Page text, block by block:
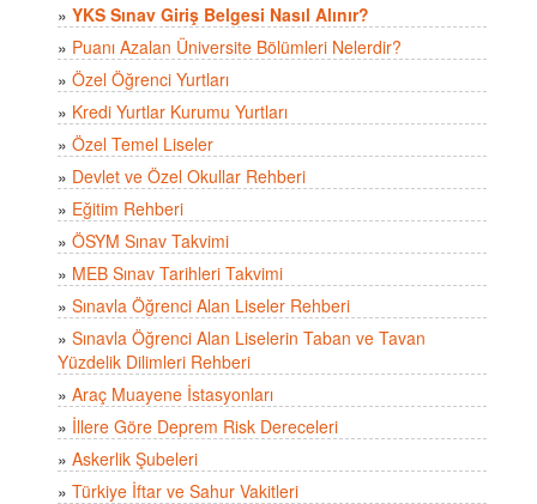
» YKS Sınav Giriş Belgesi Nasıl Alınır?
» Puanı Azalan Üniversite Bölümleri Nelerdir?
» Özel Öğrenci Yurtları
» Kredi Yurtlar Kurumu Yurtları
» Özel Temel Liseler
» Devlet ve Özel Okullar Rehberi
» Eğitim Rehberi
» ÖSYM Sınav Takvimi
» MEB Sınav Tarihleri Takvimi
» Sınavla Öğrenci Alan Liseler Rehberi
» Sınavla Öğrenci Alan Liselerin Taban ve Tavan
Yüzdelik Dilimleri Rehberi
» Araç Muayene İstasyonları
» İllere Göre Deprem Risk Dereceleri
» Askerlik Şubeleri
» Türkiye İftar ve Sahur Vakitleri